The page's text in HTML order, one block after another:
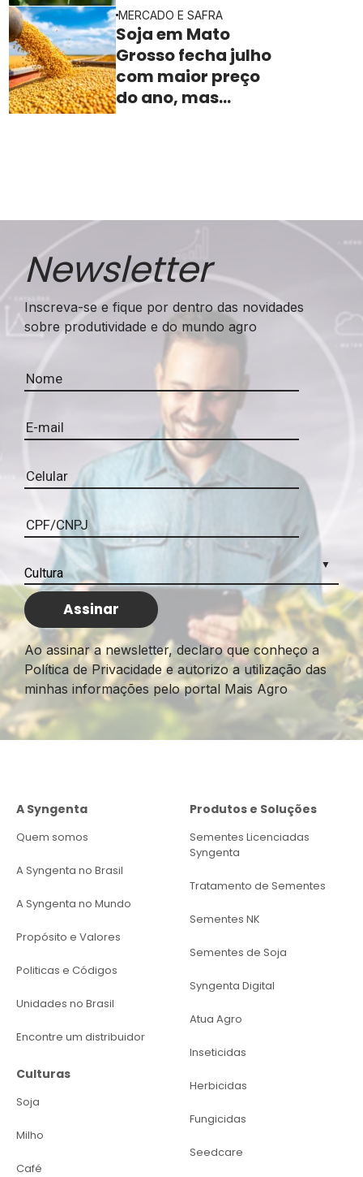
valorização no
campo
MERCADO E SAFRA
Soja em Mato
Grosso fecha julho
com maior preço
do ano, mas
Newsletter
Inscreva-se e fique por dentro das novidades
sobre produtividade e do mundo agro
Ao assinar a newsletter, declaro que conheço a
Política de Privacidade e autorizo a utilização das
minhas informações pelo portal Mais Agro
A Syngenta
Quem somos
A Syngenta no Brasil
A Syngenta no Mundo
Propósito e Valores
Politicas e Códigos
Unidades no Brasil
Encontre um distribuidor
Culturas
Soja
Milho
Café
Produtos e Soluções
Sementes Licenciadas
Syngenta
Tratamento de Sementes
Sementes NK
Sementes de Soja
Syngenta Digital
Atua Agro
Inseticidas
Herbicidas
Fungicidas
Seedcare